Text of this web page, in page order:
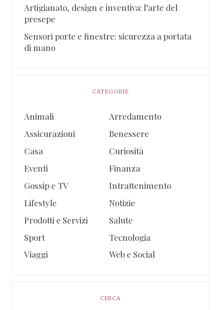
Artigianato, design e inventiva: l’arte del
presepe
Sensori porte e finestre: sicurezza a portata
di mano
CATEGORIE
Animali
Arredamento
Assicurazioni
Benessere
Casa
Curiosità
Eventi
Finanza
Gossip e TV
Intrattenimento
Lifestyle
Notizie
Prodotti e Servizi
Salute
Sport
Tecnologia
Viaggi
Web e Social
CERCA